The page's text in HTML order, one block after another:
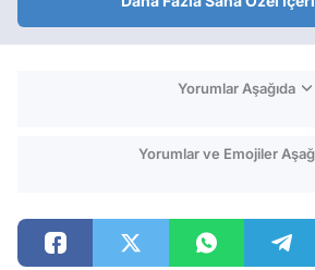
Yorumlar Aşağıda
Yorumlar ve Emojiler